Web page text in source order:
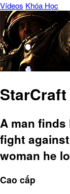
Vídeos Khóa Học
A man
fight
woman he
Cao cấp